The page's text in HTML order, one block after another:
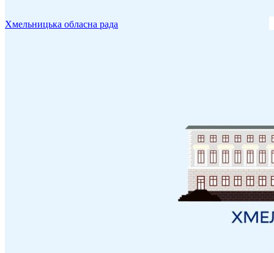
Хмельницька обласна рада